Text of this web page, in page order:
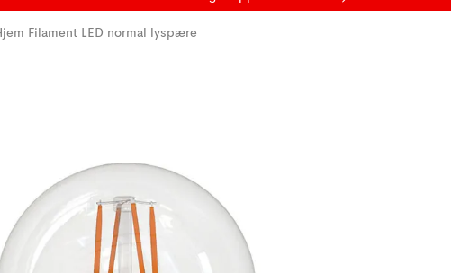
Filament LED normal lyspære